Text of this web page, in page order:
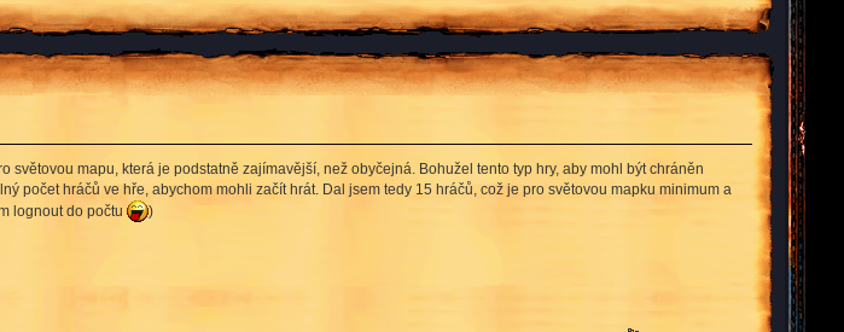
světovou mapu, která je podstatně zajímavější, než obyčejná. Bohužel tento typ hry, aby mohl být chráněn
počet hráčů ve hře, abychom mohli začít hrát. Dal jsem tedy 15 hráčů, což je pro světovou mapku minimum a
lognout do počtu
)